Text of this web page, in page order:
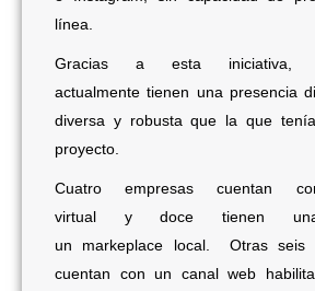
línea.
Gracias a esta iniciativa,
actualmente tienen una presencia
diversa y robusta que la que
proyecto.
Cuatro empresas cuentan
virtual y doce tienen
un markeplace local. Otras seis
cuentan con un canal web